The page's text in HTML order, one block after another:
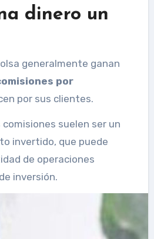
dinero un
generalmente ganan
por
por sus clientes.
suelen ser un
invertido, que puede
de operaciones
inversión.